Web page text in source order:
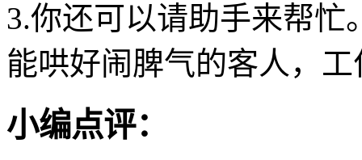
3.你还可以请助手来帮
能哄好闹脾气的客人，
小编点评：